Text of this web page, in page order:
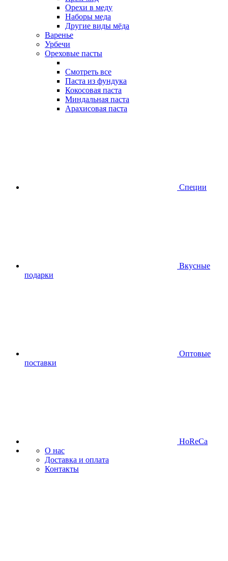
Орехи в меду
Наборы меда
Другие виды мёда
Варенье
Урбечи
Ореховые пасты
Смотреть все
Паста из фундука
Кокосовая паста
Миндальная паста
Арахисовая паста
Специи
Вкусные
подарки
Оптовые
поставки
HoReCa
О нас
Доставка и оплата
Контакты